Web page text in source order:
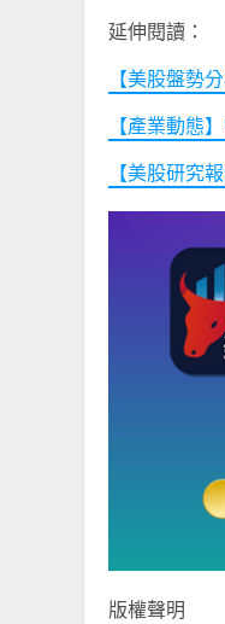
延伸閱讀：
【美股盤勢
【產業動態
【美股研究
版權聲明